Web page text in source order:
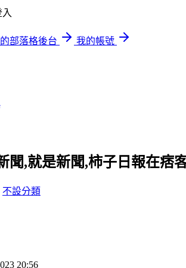
部落格後台
我的帳號
聞,就是新聞,柿子日報在痞
不設分類
20:56